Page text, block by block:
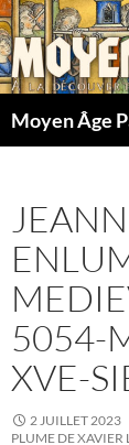
Aller
au
contenu
Moyen Âge
5054-
XVE-
2 JUILLET 2023
PLUME DE XAVIER